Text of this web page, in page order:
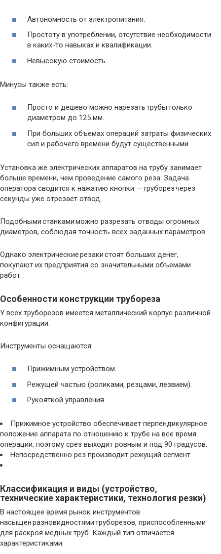
Автономность от электропитания.
Простоту в употреблении, отсутствие необходимости
в каких-то навыках и квалификации.
Невысокую стоимость.
Минусы также есть:
Просто и дешево можно нарезать трубы только
диаметром до 125 мм.
При больших объемах операций затраты физических
сил и рабочего времени будут существенными.
Установка же электрических аппаратов на трубу занимает
больше времени, чем проведение самого реза. Задача
оператора сводится к нажатию кнопки — труборез через
секунды уже отрезает отвод.
Подобными станками можно разрезать отводы огромных
диаметров, соблюдая точность всех заданных параметров.
Однако электрические резаки стоят больших денег,
покупают их предприятия со значительными объемами
работ.
Особенности конструкции трубореза
У всех труборезов имеется металлический корпус различной
конфигурации.
Инструменты оснащаются:
Прижимным устройством.
Режущей частью (роликами, резцами, лезвием).
Рукояткой управления.
Прижимное устройство обеспечивает перпендикулярное
положение аппарата по отношению к трубе на все время
операции, поэтому срез выходит ровным и под 90 градусов.
Непосредственно рез производит режущий сегмент.
Классификация и виды (устройство,
технические характеристики, технология резки)
В настоящее время рынок инструментов
насыщен разновидностями труборезов, приспособленными
для раскроя медных труб. Каждый тип отличается
характеристиками.